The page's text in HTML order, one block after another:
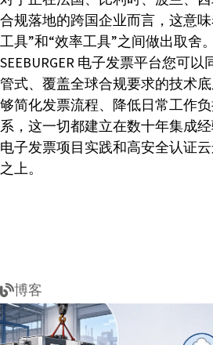
合规落地的跨国企业而言，这意
工具”和“效率工具”之间做出取舍
SEEBURGER 电子发票平台您可
管式、覆盖全球合规要求的技术
够简化发票流程、降低日常工作
系，这一切都建立在数十年集成
电子发票项目实践和高安全认证
之上。
博客